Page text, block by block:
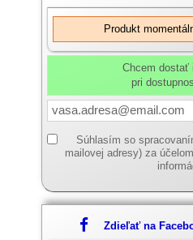
Produkt
Chcem dostať
pri
Súhlasím so
mailovej adresy) za
Zdieľať na